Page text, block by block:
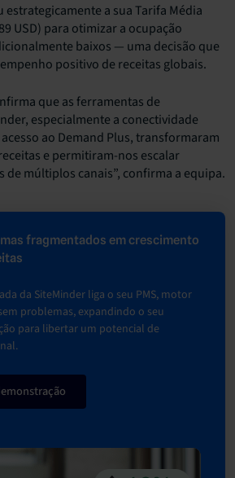
a sua Tarifa Média
USD) para otimizar a ocupação
baixos — uma decisão que
positivo de receitas globais.
que as ferramentas de
especialmente a conectividade
ao Demand Plus, transformaram
e permitiram-nos escalar
de múltiplos canais”, confirma a equipa.
fragmentados em crescimento
da SiteMinder liga o seu PMS, motor
problemas, expandindo o seu
para libertar um potencial de